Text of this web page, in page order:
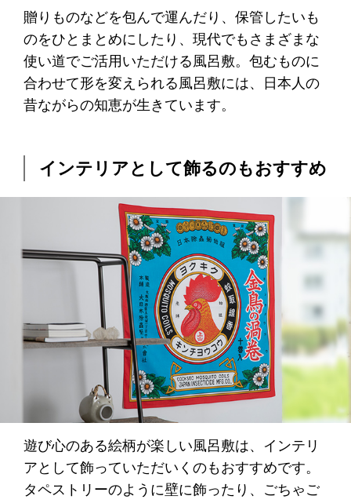
贈りものなどを包んで運んだり、保管したいも
のをひとまとめにしたり、現代でもさまざまな
使い道でご活用いただける風呂敷。包むものに
合わせて形を変えられる風呂敷には、日本人の
昔ながらの知恵が生きています。
インテリアとして飾るのもおすすめ
遊び心のある絵柄が楽しい風呂敷は、インテリ
アとして飾っていただいくのもおすすめです。
タペストリーのように壁に飾ったり、ごちゃご